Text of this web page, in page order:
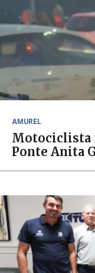
AMUREL
Motociclista
Ponte Anita